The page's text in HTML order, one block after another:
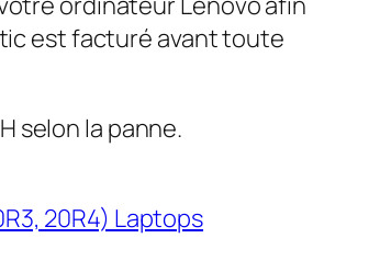
est facturé avant toute
selon la panne.
20R4) Laptops